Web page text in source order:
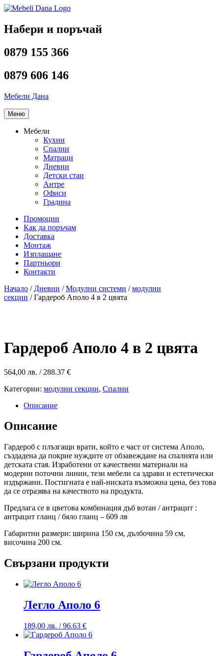
Напред
съдържанието
Набери и поръчай
0879 155 366
0879 606 146
Мебели Дана
Меню
Мебели
Кухни
Спални
Матраци
Дневни
Детски стаи
Антре
Офиси
Градина
Промоции
Как да поръчам
Доставка
Монтаж
Изплащане
Партньори
Контакти
Начало / Дневни /Модулни системи /модулни
секции / Гардероб Аполо 4 в 2 цвята
Гардероб Аполо 4 в 2 цвята
564,00 лв. / 288.37 €
Категории: модулни секции, Спални
Описание
Описание
Гардероб с плъзгащи врати, който е част от система Аполо,
създадена да покрие нуждите от обзавеждане на спалнята или
детската стая. Изработени от качествени материали на
модерни поточни линии, тези мебели са здрави и естетически
издържани. Постигната е най-ниската възможна цена, без това
да се отразява на качеството на продукта.
Предлага се в цветова комбинация дъб вотан / антрацит :
антрацит гланц / бяло гланц – 609 лв
Габаритни размери: ширина 150 см, дълбочина 59 см,
височина 200 см.
Свързани продукти
Легло Аполо 6
189,00 лв. / 96.63 €